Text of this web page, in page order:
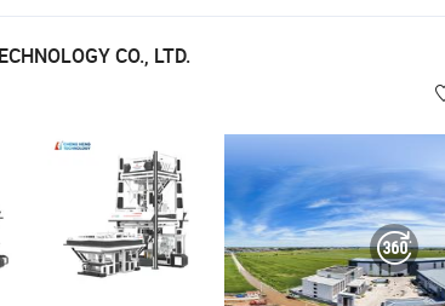
CO., LTD.